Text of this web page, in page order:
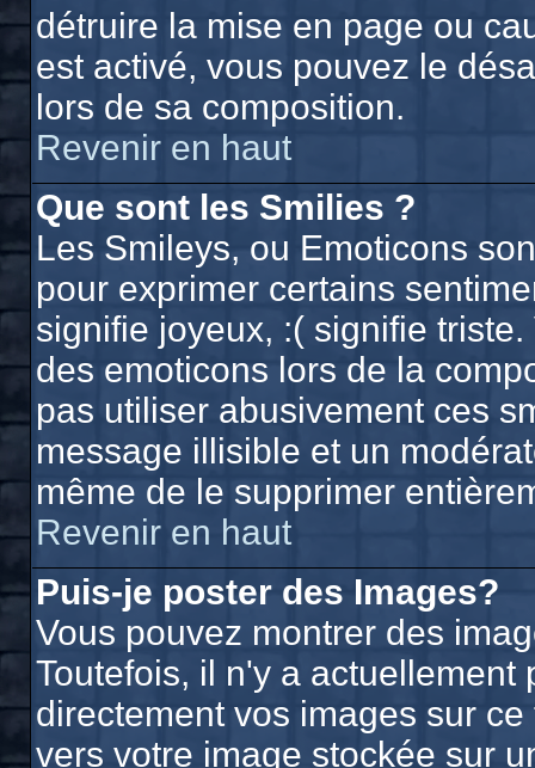
détruire la mise en page ou
est activé, vous pouvez le
lors de sa composition.
Revenir en haut
Que sont les Smilies ?
Les Smileys, ou Emoticons
pour exprimer certains
signifie joyeux, :( signifie
des emoticons lors de la
pas utiliser abusivement ces
message illisible et un
même de le supprimer
Revenir en haut
Puis-je poster des Images?
Vous pouvez montrer des
Toutefois, il n'y a
directement vos images sur
vers votre image stockée sur